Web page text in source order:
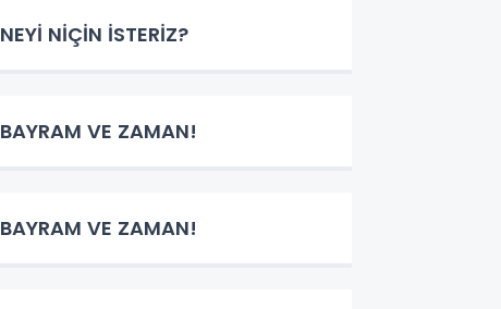
NEYİ NİÇİN İSTERİZ?
BAYRAM VE ZAMAN!
BAYRAM VE ZAMAN!